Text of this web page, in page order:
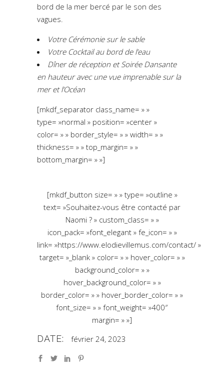
bord de la mer bercé par le son des
vagues.
Votre Cérémonie sur le sable
Votre Cocktail au bord de l’eau
Dîner de réception et Soirée Dansante
en hauteur avec une vue imprenable sur la
mer et l’Océan
[mkdf_separator class_name= » »
type= »normal » position= »center »
color= » » border_style= » » width= » »
thickness= » » top_margin= » »
bottom_margin= » »]
[mkdf_button size= » » type= »outline »
text= »Souhaitez-vous être contacté par
Naomi ? » custom_class= » »
icon_pack= »font_elegant » fe_icon= » »
link= »https://www.elodievillemus.com/contact/ »
target= »_blank » color= » » hover_color= » »
background_color= » »
hover_background_color= » »
border_color= » » hover_border_color= » »
font_size= » » font_weight= »400″
margin= » »]
DATE: février 24, 2023